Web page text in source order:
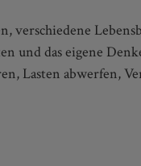
Lasten abwerfen,